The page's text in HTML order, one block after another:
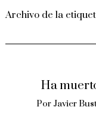
Archivo de la
Ha
Por Javier